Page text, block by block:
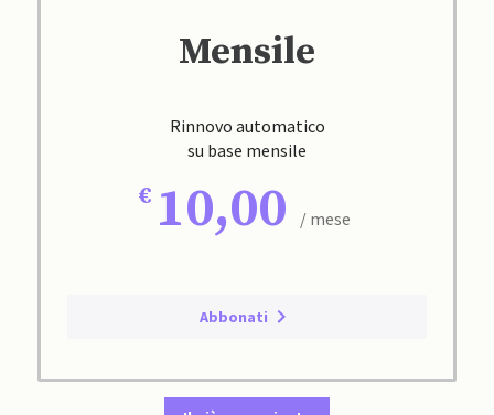
Mensile
Rinnovo automatico
su base mensile
10,00 / mese
Abbonati